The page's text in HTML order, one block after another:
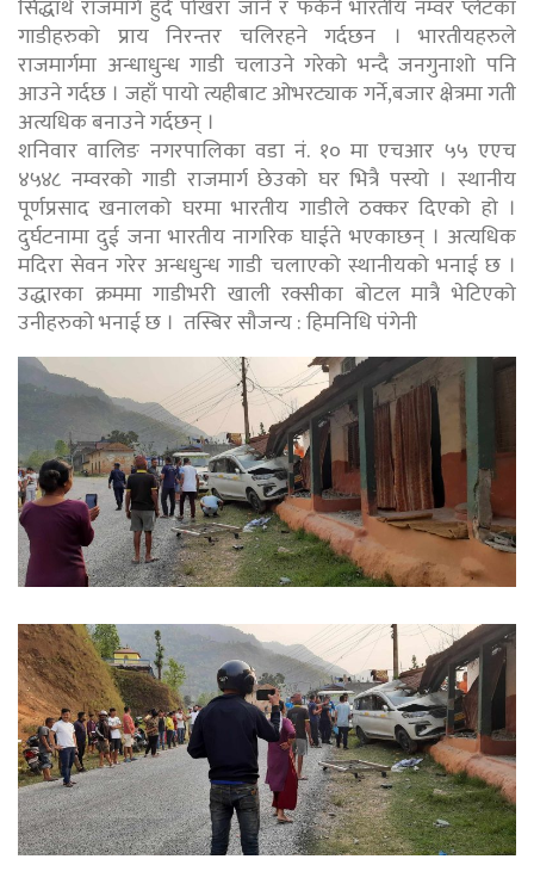
सिद्धार्थ राजमार्ग हुँदै पोखरा जाने र फर्कने भारतीय नम्वर प्लेटका
गाडीहरुको प्राय निरन्तर चलिरहने गर्दछन । भारतीयहरुले
राजमार्गमा अन्धाधुन्ध गाडी चलाउने गरेको भन्दै जनगुनाशो पनि
आउने गर्दछ । जहाँ पायो त्यहीबाट ओभरट्याक गर्ने,बजार क्षेत्रमा गती
अत्यधिक बनाउने गर्दछन् ।
शनिवार वालिङ नगरपालिका वडा नं. १० मा एचआर ५५ एएच
४५४८ नम्वरको गाडी राजमार्ग छेउको घर भित्रै पस्यो । स्थानीय
पूर्णप्रसाद खनालको घरमा भारतीय गाडीले ठक्कर दिएको हो ।
दुर्घटनामा दुई जना भारतीय नागरिक घाईते भएकाछन् । अत्यधिक
मदिरा सेवन गरेर अन्धधुन्ध गाडी चलाएको स्थानीयको भनाई छ ।
उद्धारका क्रममा गाडीभरी खाली रक्सीका बोटल मात्रै भेटिएको
उनीहरुको भनाई छ । तस्बिर सौजन्य : हिमनिधि पंगेनी